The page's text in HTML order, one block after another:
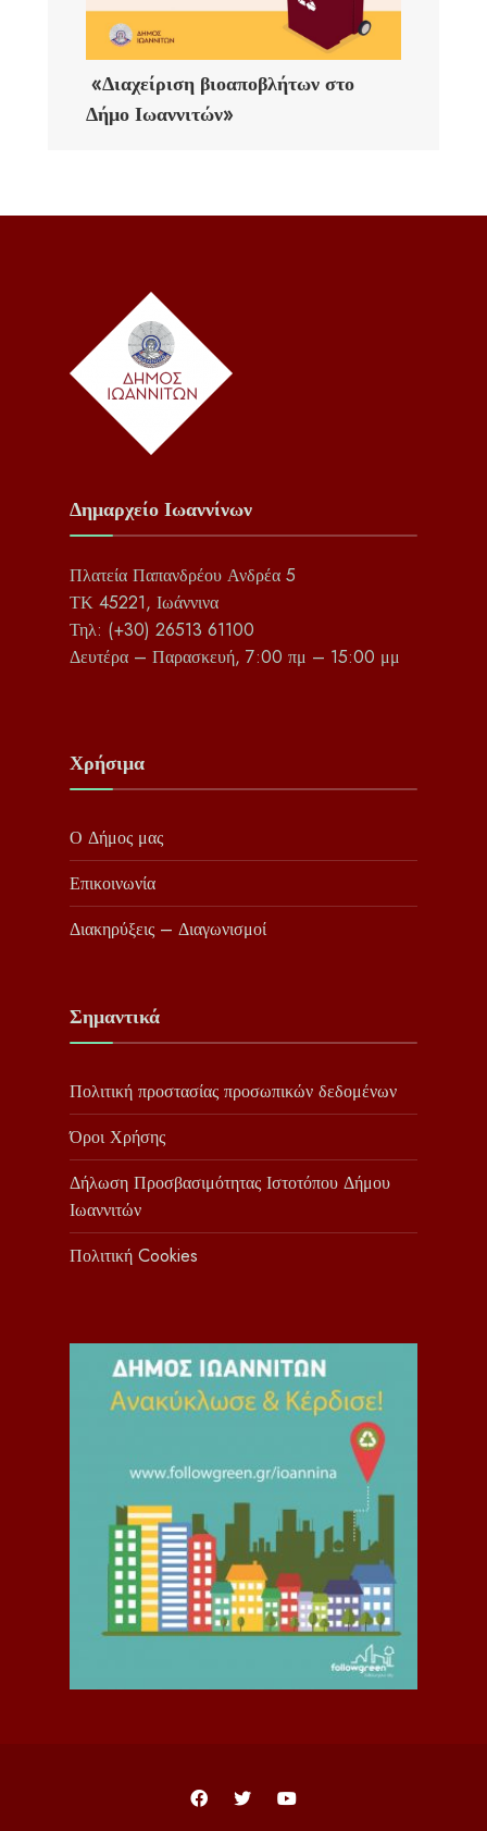
«Διαχείριση βιοαποβλήτων στο
Δήμο Ιωαννιτών»
Δημαρχείο Ιωαννίνων
Πλατεία Παπανδρέου Ανδρέα 5
ΤΚ 45221, Ιωάννινα
Τηλ: (+30) 26513 61100
Δευτέρα – Παρασκευή, 7:00 πμ – 15:00 μμ
Χρήσιμα
Ο Δήμος μας
Επικοινωνία
Διακηρύξεις – Διαγωνισμοί
Σημαντικά
Πολιτική προστασίας προσωπικών δεδομένων
Όροι Χρήσης
Δήλωση Προσβασιμότητας Ιστοτόπου Δήμου
Ιωαννιτών
Πολιτική Cookies